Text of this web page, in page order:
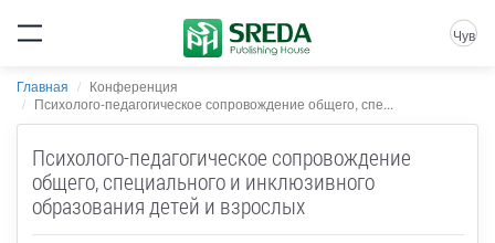
Чув
Главная
Конференция
Психолого-педагогическое сопровождение общего, спе...
Психолого-педагогическое сопровождение
общего, специального и инклюзивного
образования детей и взрослых